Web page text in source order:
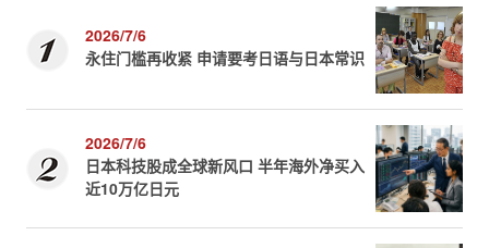
2026/7/6
永住门槛再收紧 申请要考日语与日本常识
2026/7/6
日本科技股成全球新风口 半年海外净买入
近10万亿日元